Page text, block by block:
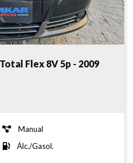
Flex 8V 5p - 2009
Manual
Álc./Gasol.